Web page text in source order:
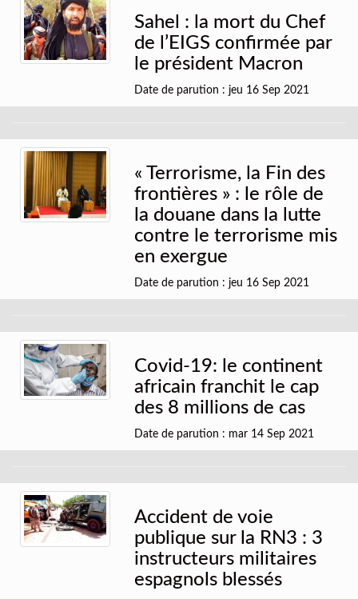
Sahel : la mort du Chef
de l’EIGS confirmée par
le président Macron
Date de parution : jeu 16 Sep 2021
« Terrorisme, la Fin des
frontières » : le rôle de
la douane dans la lutte
contre le terrorisme mis
en exergue
Date de parution : jeu 16 Sep 2021
Covid-19: le continent
africain franchit le cap
des 8 millions de cas
Date de parution : mar 14 Sep 2021
Accident de voie
publique sur la RN3 : 3
instructeurs militaires
espagnols blessés